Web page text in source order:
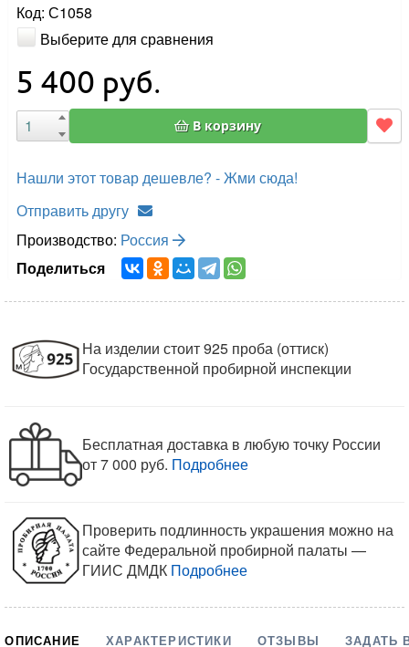
Код: С1058
Выберите для сравнения
5 400 руб.
В корзину
Нашли этот товар дешевле? - Жми сюда!
Отправить другу
Производство: Россия
Поделиться
На изделии стоит 925 проба (оттиск)
Государственной пробирной инспекции
Бесплатная доставка в любую точку России
от 7 000 руб. Подробнее
Проверить подлинность украшения можно на
сайте Федеральной пробирной палаты —
ГИИС ДМДК Подробнее
ОПИСАНИЕ ХАРАКТЕРИСТИКИ ОТЗЫВЫ ЗАДАТЬ